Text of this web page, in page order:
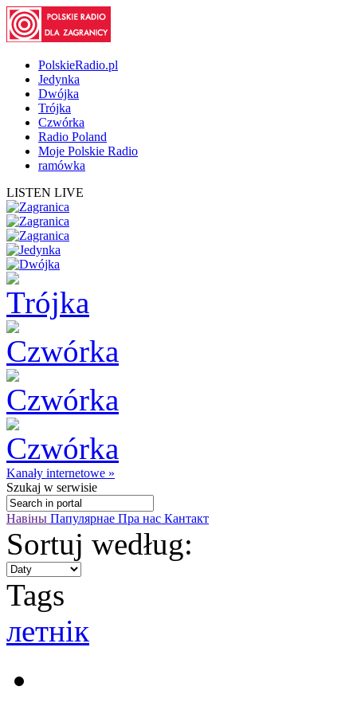
PolskieRadio.pl
Jedynka
Dwójka
Trójka
Czwórka
Radio Poland
Moje Polskie Radio
ramówka
LISTEN LIVE
Kanały internetowe »
Szukaj w serwisie
Навіны Папулярнае Пра нас Кантакт
Sortuj według:
Tags
летнік